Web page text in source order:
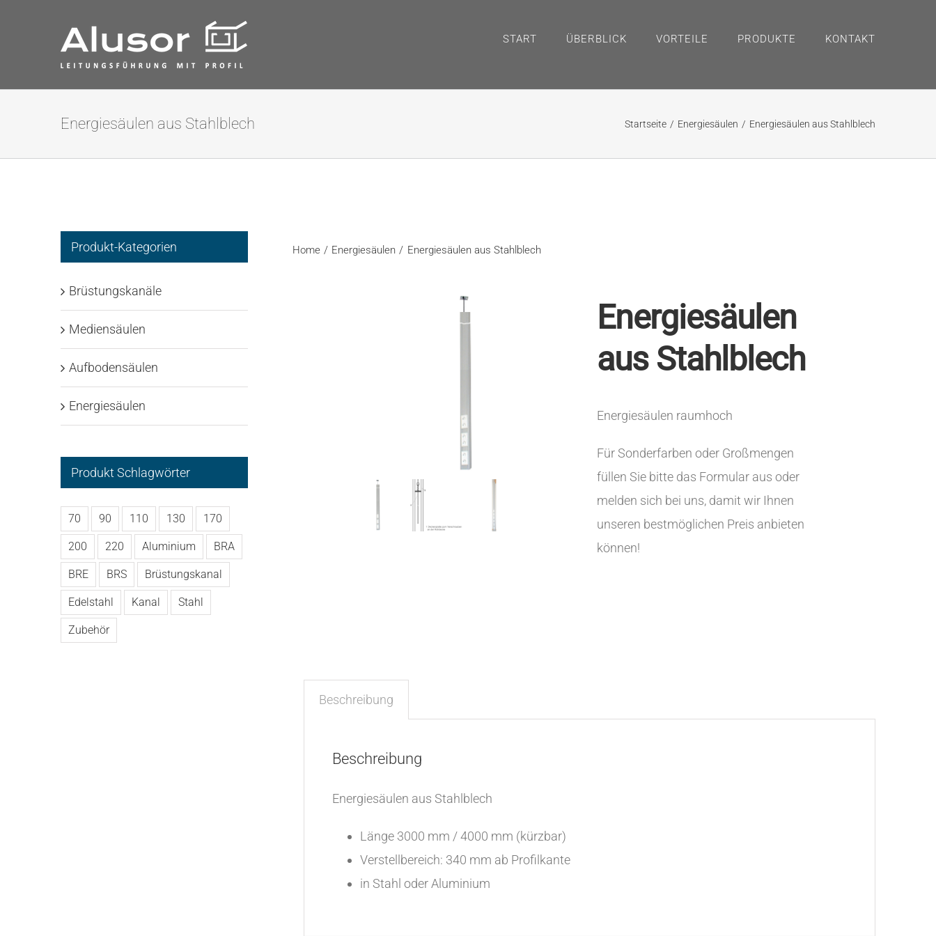
START ÜBERBLICK VORTEILE PRODUKTE KONTAKT
Energiesäulen aus Stahlblech Startseite Energiesäulen Energiesäulen aus Stahlblech
Home Energiesäulen Energiesäulen aus Stahlblech
Energiesäulen
aus Stahlblech
Energiesäulen raumhoch
Für Sonderfarben oder Großmengen
füllen Sie bitte das Formular aus oder
melden sich bei uns, damit wir Ihnen
unseren bestmöglichen Preis anbieten
können!
Beschreibung
Beschreibung
Energiesäulen aus Stahlblech
Länge 3000 mm / 4000 mm (kürzbar)
Verstellbereich: 340 mm ab Profilkante
in Stahl oder Aluminium
Produkt-Kategorien
Brüstungskanäle
Mediensäulen
Aufbodensäulen
Energiesäulen
Produkt Schlagwörter
70 90 110 130 170
200 220 Aluminium BRA
BRE BRS Brüstungskanal
Edelstahl Kanal Stahl
Zubehör